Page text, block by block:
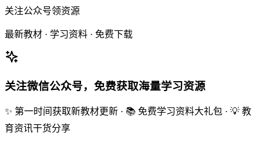
关注公众号领资源
最新教材 · 学习资料 · 免费下载
关注微信公众号，免费获取海量学习资源
✨ 第一时间获取新教材更新 · 📚 免费学习资料大礼包 · 💡 教
育资讯干货分享